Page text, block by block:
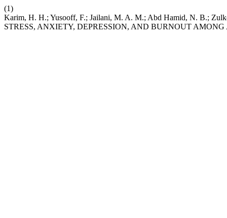
(1)
Karim, H. H.; Yusooff, F.; Jailani, M. A. M.; Abd Hamid, N. B.;
STRESS, ANXIETY, DEPRESSION, AND BURNOUT